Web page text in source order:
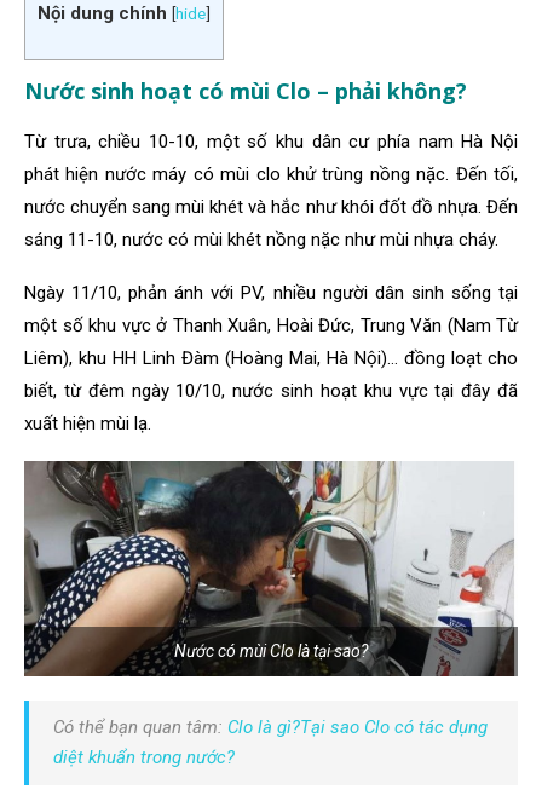
Nội dung chính [hide]
Nước sinh hoạt có mùi Clo – phải không?
Từ trưa, chiều 10-10, một số khu dân cư phía nam Hà Nội
phát hiện nước máy có mùi clo khử trùng nồng nặc. Đến tối,
nước chuyển sang mùi khét và hắc như khói đốt đồ nhựa. Đến
sáng 11-10, nước có mùi khét nồng nặc như mùi nhựa cháy.
Ngày 11/10, phản ánh với PV, nhiều người dân sinh sống tại
một số khu vực ở Thanh Xuân, Hoài Đức, Trung Văn (Nam Từ
Liêm), khu HH Linh Đàm (Hoàng Mai, Hà Nội)… đồng loạt cho
biết, từ đêm ngày 10/10, nước sinh hoạt khu vực tại đây đã
xuất hiện mùi lạ.
Nước có mùi Clo là tại sao?
Có thể bạn quan tâm: Clo là gì?Tại sao Clo có tác dụng
diệt khuẩn trong nước?